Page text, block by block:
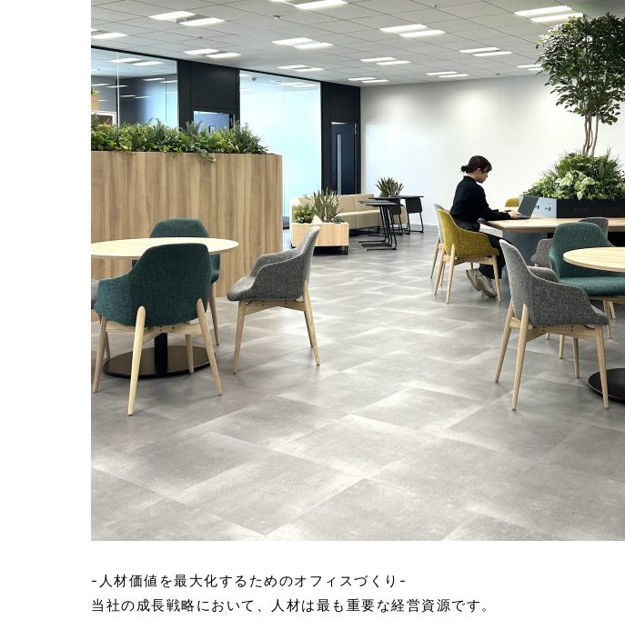
-人材価値を最大化するためのオフィスづくり-
当社の成長戦略において、人材は最も重要な経営資源です。